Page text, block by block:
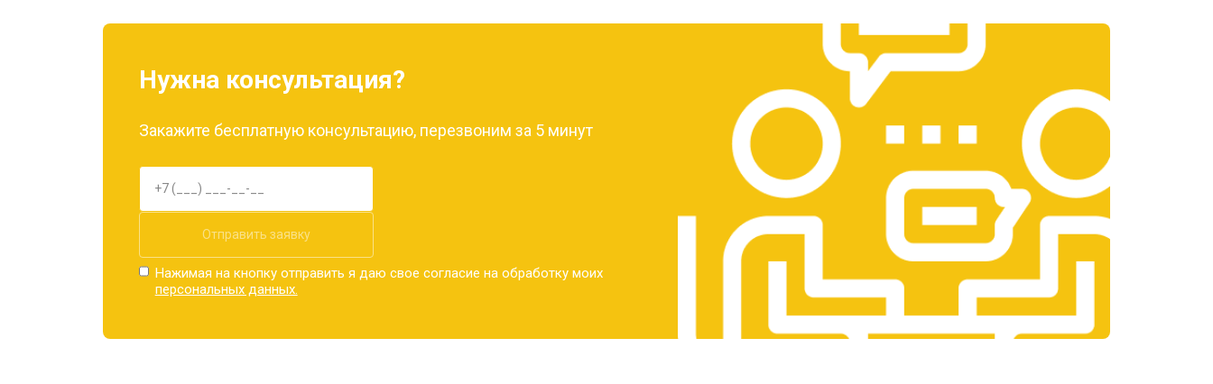
Нужна консультация?
Закажите бесплатную консультацию, перезвоним за 5 минут
Отправить заявку
Нажимая на кнопку отправить я даю свое согласие на обработку моих
персональных данных.